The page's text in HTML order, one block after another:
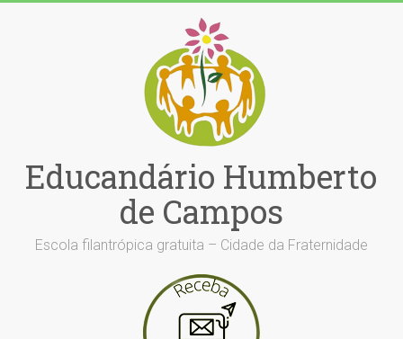
Educandário Humberto
de Campos
Escola filantrópica gratuita – Cidade da Fraternidade